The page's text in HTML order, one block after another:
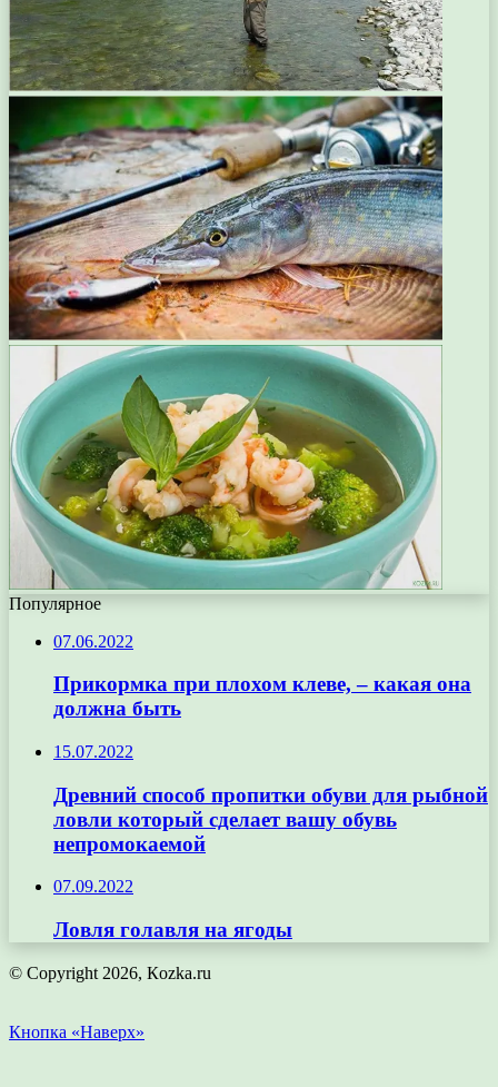
Популярное
07.06.2022
Прикормка при плохом клеве, – какая она
должна быть
15.07.2022
Древний способ пропитки обуви для рыбной
ловли который сделает вашу обувь
непромокаемой
07.09.2022
Ловля голавля на ягоды
© Copyright 2026, Кozka.ru
Кнопка «Наверх»